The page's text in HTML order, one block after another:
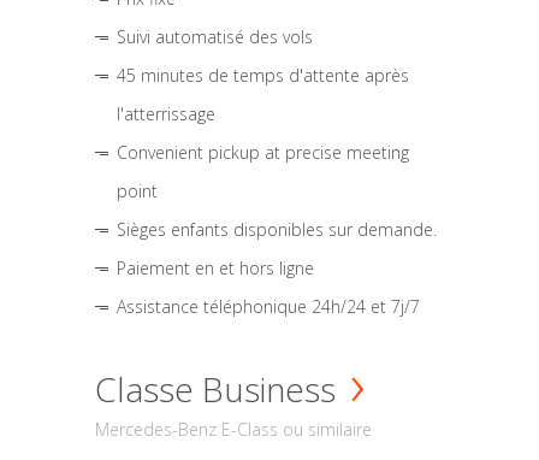
Suivi automatisé des vols
45 minutes de temps d'attente après
l'atterrissage
Convenient pickup at precise meeting
point
Sièges enfants disponibles sur demande.
Paiement en et hors ligne
Assistance téléphonique 24h/24 et 7j/7
Classe Business
Mercedes-Benz E-Class ou similaire